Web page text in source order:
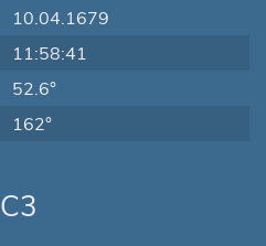
10.04.1679
11:58:41
52.6°
162°
C3